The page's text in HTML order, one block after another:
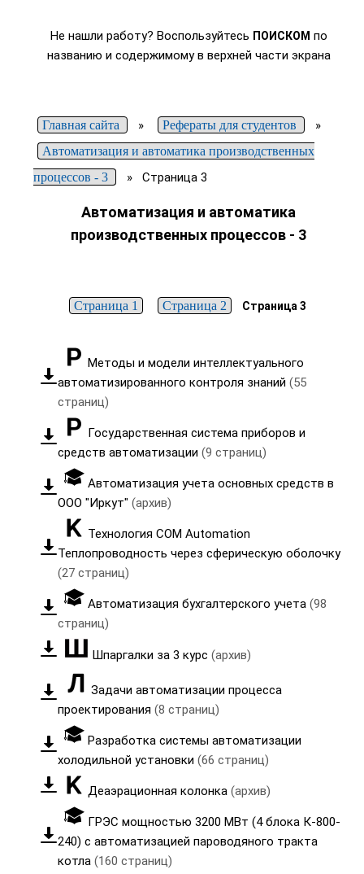
Не нашли работу? Воспользуйтесь ПОИСКОМ по
названию и содержимому в верхней части экрана
Главная сайта » Рефераты для студентов »
Автоматизация и автоматика производственных
процессов - 3
» Страница 3
Автоматизация и автоматика
производственных процессов - 3
Страница 1 Страница 2 Страница 3
Методы и модели интеллектуального
автоматизированного контроля знаний (55
страниц)
Государственная система приборов и
средств автоматизации (9 страниц)
Автоматизация учета основных средств в
ООО "Иркут" (архив)
Технология COM Automation
Теплопроводность через сферическую оболочку
(27 страниц)
Автоматизация бухгалтерского учета (98
страниц)
Шпаргалки за 3 курс (архив)
Задачи автоматизации процесса
проектирования (8 страниц)
Разработка системы автоматизации
холодильной установки (66 страниц)
Деаэрационная колонка (архив)
ГРЭС мощностью 3200 МВт (4 блока К-800-
240) с автоматизацией пароводяного тракта
котла (160 страниц)